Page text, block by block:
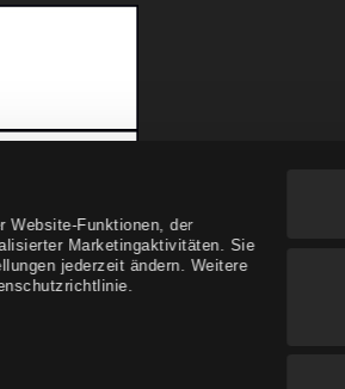
Website-Funktionen, der
Marketingaktivitäten. Sie
jederzeit ändern. Weitere